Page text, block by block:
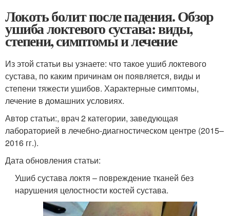
Локоть болит после падения. Обзор
ушиба локтевого сустава: виды,
степени, симптомы и лечение
Из этой статьи вы узнаете: что такое ушиб локтевого
сустава, по каким причинам он появляется, виды и
степени тяжести ушибов. Характерные симптомы,
лечение в домашних условиях.
Автор статьи:, врач 2 категории, заведующая
лабораторией в лечебно-диагностическом центре (2015–
2016 гг.).
Дата обновления статьи:
Ушиб сустава локтя – повреждение тканей без
нарушения целостности костей сустава.